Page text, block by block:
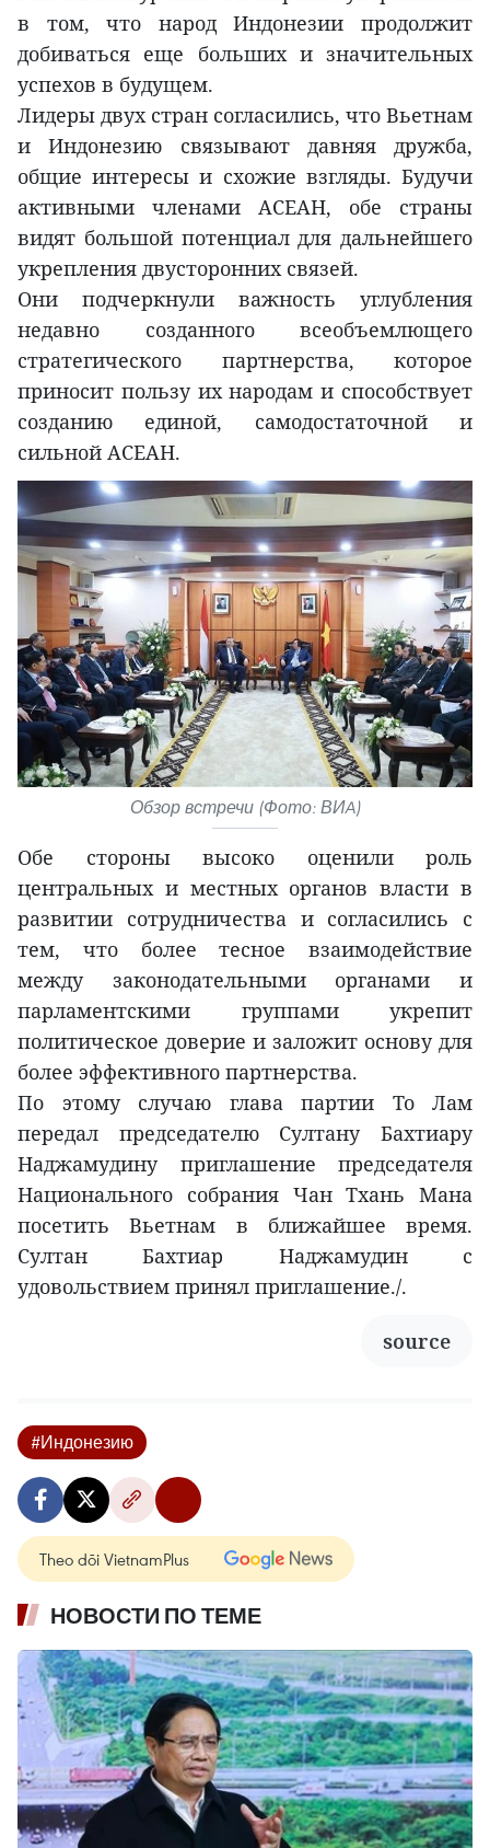
в том, что народ Индонезии продолжит
добиваться еще больших и значительных
успехов в будущем.
Лидеры двух стран согласились, что Вьетнам
и Индонезию связывают давняя дружба,
общие интересы и схожие взгляды. Будучи
активными членами АСЕАН, обе страны
видят большой потенциал для дальнейшего
укрепления двусторонних связей.
Они подчеркнули важность углубления
недавно созданного всеобъемлющего
стратегического партнерства, которое
приносит пользу их народам и способствует
созданию единой, самодостаточной и
сильной АСЕАН.
Обзор встречи (Фото: ВИA)
Обе стороны высоко оценили роль
центральных и местных органов власти в
развитии сотрудничества и согласились с
тем, что более тесное взаимодействие
между законодательными органами и
парламентскими группами укрепит
политическое доверие и заложит основу для
более эффективного партнерства.
По этому случаю глава партии То Лам
передал председателю Султану Бахтиару
Наджамудину приглашение председателя
Национального собрания Чан Тхань Мана
посетить Вьетнам в ближайшее время.
Султан Бахтиар Наджамудин с
удовольствием принял приглашение./.
source
#Индонезию
Theo dõi VietnamPlus
НОВОСТИ ПО ТЕМЕ